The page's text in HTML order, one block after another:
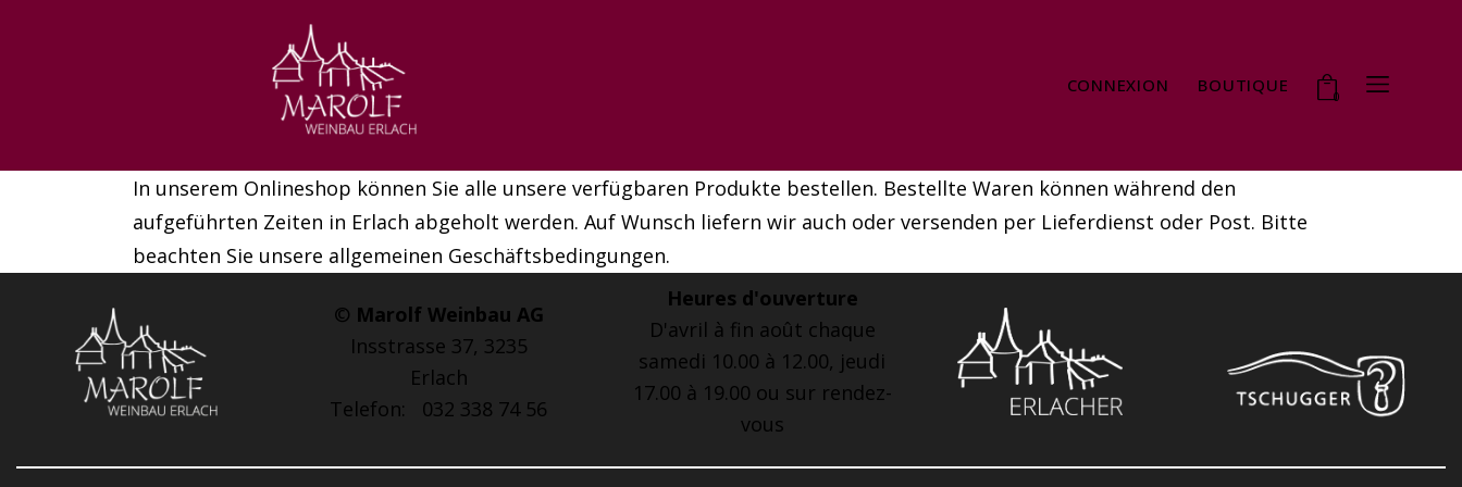
CONNEXION BOUTIQUE
0
In unserem Onlineshop können Sie alle unsere verfügbaren Produkte bestellen. Bestellte Waren können während den
aufgeführten Zeiten in Erlach abgeholt werden. Auf Wunsch liefern wir auch oder versenden per Lieferdienst oder Post. Bitte
beachten Sie unsere allgemeinen Geschäftsbedingungen.
© Marolf Weinbau AG
Insstrasse 37, 3235
Erlach
Telefon: 032 338 74 56
Heures d'ouverture
D'avril à fin août chaque
samedi 10.00 à 12.00, jeudi
17.00 à 19.00 ou sur rendez-
vous